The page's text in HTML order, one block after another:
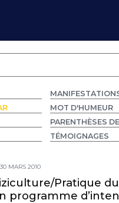
MOT D'HUMEUR
PARENTHÈSES
TÉMOIGNAGES
30 MARS 2010
Pratique du
programme